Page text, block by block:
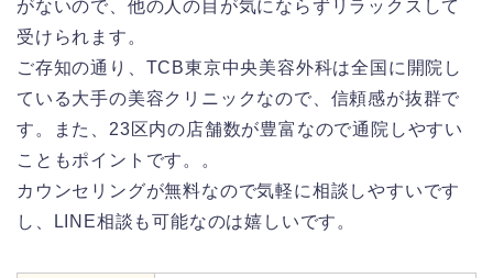
がないので、他の人の目が気にならずリラックスして
受けられます。
ご存知の通り、TCB東京中央美容外科は全国に開院し
ている大手の美容クリニックなので、信頼感が抜群で
す。また、23区内の店舗数が豊富なので通院しやすい
こともポイントです。。
カウンセリングが無料なので気軽に相談しやすいです
し、LINE相談も可能なのは嬉しいです。